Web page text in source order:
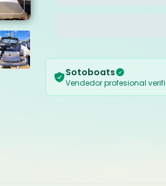
Sotoboats
Vendedor profesional